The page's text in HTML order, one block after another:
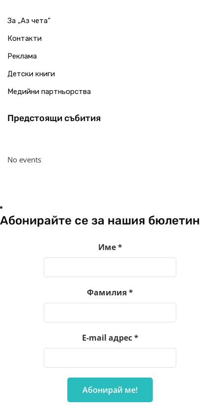
За „Аз чета“
Контакти
Реклама
Детски книги
Медийни партньорства
Предстоящи събития
No events
Абонирайте се за нашия бюлетин
Име*
Фамилия*
E-mail адрес*